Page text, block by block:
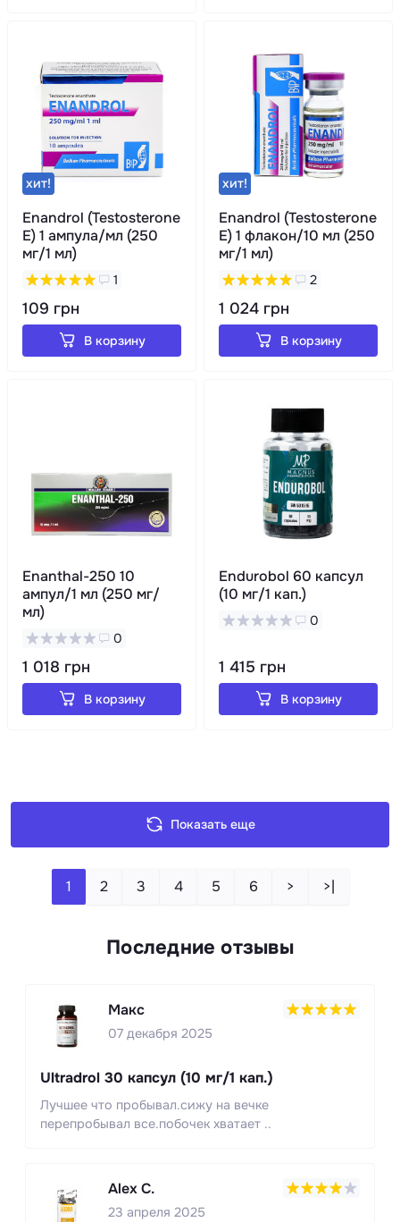
хит!
Enandrol (Testosterone
E) 1 ампула/мл (250
мг/1 мл)
1
109 грн
В корзину
хит!
Enandrol (Testosterone
E) 1 флакон/10 мл (250
мг/1 мл)
2
1 024 грн
В корзину
Enanthal-250 10
ампул/1 мл (250 мг/
мл)
0
1 018 грн
В корзину
Endurobol 60 капсул
(10 мг/1 кап.)
0
1 415 грн
В корзину
Показать еще
1 2 3 4 5 6 > >|
Последние отзывы
Макс
07 декабря 2025
Ultradrol 30 капсул (10 мг/1 кап.)
Лучшее что пробывал.сижу на вечке
перепробывал все.побочек хватает ..
Alex C.
23 апреля 2025